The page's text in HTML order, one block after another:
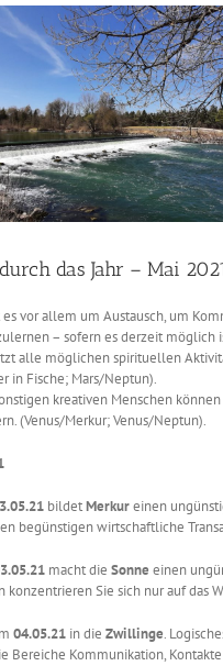
das Jahr – Mai
vor allem um Austausch, um
– sofern es derzeit möglich
alle möglichen spirituellen
in Fische; Mars/Neptun).
kreativen Menschen
(Venus/Merkur; Venus/Neptun).
bildetMerkureinen
begünstigen wirtschaftliche
macht die Sonne einen
konzentrieren Sie sich nur auf das
04.05.21 in die Zwillinge.
Bereiche Kommunikation,